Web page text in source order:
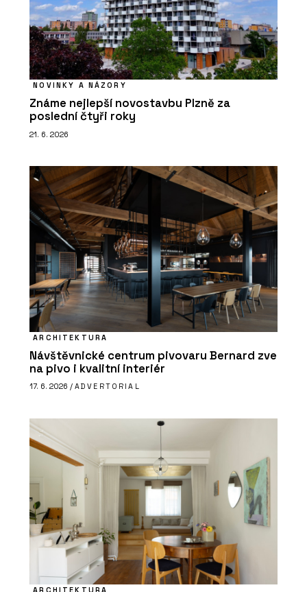
NOVINKY A NÁZORY
Známe nejlepší novostavbu Plzně za
poslední čtyři roky
21. 6. 2026
ARCHITEKTURA
Návštěvnické centrum pivovaru Bernard zve
na pivo i kvalitní interiér
17. 6. 2026 / ADVERTORIAL
ARCHITEKTURA